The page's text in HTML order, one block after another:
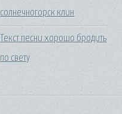
солнечногорск клин
Текст песни хорошо бродить
по свету